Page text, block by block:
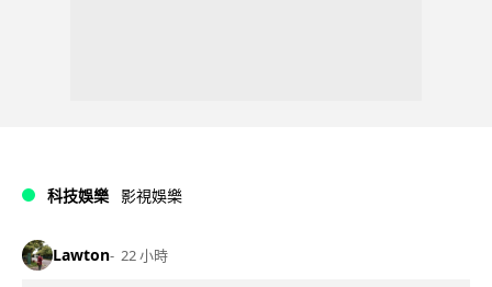
科技娛樂 影視娛樂
Lawton 22 小時